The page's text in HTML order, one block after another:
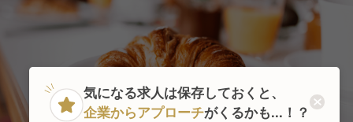
気になる求人は保存しておくと、
企業からアプローチがくるかも...！？